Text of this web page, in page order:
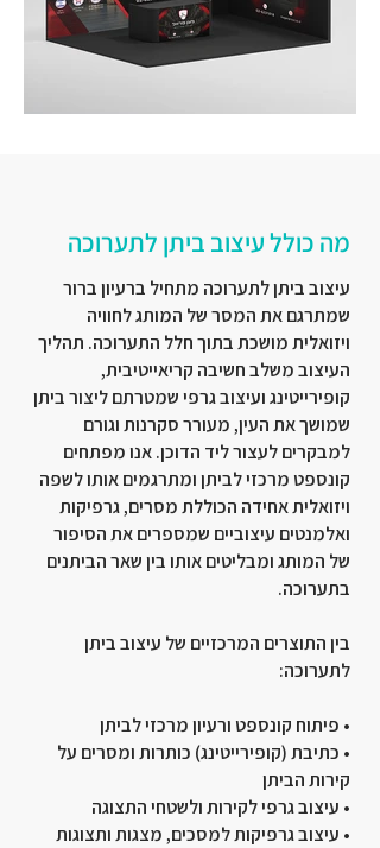
מה כולל עיצוב ביתן לתערוכה
עיצוב ביתן לתערוכה מתחיל ברעיון ברור
שמתרגם את המסר של המותג לחוויה
ויזואלית מושכת בתוך חלל התערוכה. תהליך
העיצוב משלב חשיבה קריאייטיבית,
קופירייטינג ועיצוב גרפי שמטרתם ליצור ביתן
שמושך את העין, מעורר סקרנות וגורם
למבקרים לעצור ליד הדוכן. אנו מפתחים
קונספט מרכזי לביתן ומתרגמים אותו לשפה
ויזואלית אחידה הכוללת מסרים, גרפיקות
ואלמנטים עיצוביים שמספרים את הסיפור
של המותג ומבליטים אותו בין שאר הביתנים
בתערוכה.
בין התוצרים המרכזיים של עיצוב ביתן
לתערוכה:
• פיתוח קונספט ורעיון מרכזי לביתן
• כתיבת (קופירייטינג) כותרות ומסרים על
קירות הביתן
• עיצוב גרפי לקירות ולשטחי התצוגה
• עיצוב גרפיקות למסכים, מצגות ותצוגות